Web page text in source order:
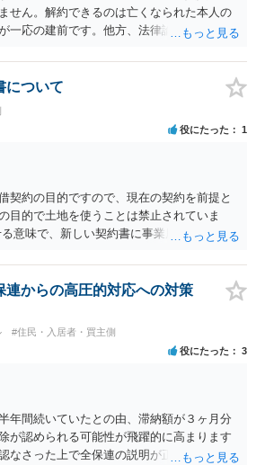
せん。解約できるのは亡くなられた本人の
一応の建前です。他方、法律論はさてお
す。 今回進められつつある手続はあくまで
早く明け渡すための便宜的方法として理解
またその方法で進めた方が、連帯保証人で
ても、自身の経済的負担を最小限に食い止
方だといえます。
について
役にたった 1
契約の目的ですので、現在の契約を前提と
目的で土地を使うことは禁止されていま
意味で、新しい契約書に事業用として用い
んだ場合には入りませんが、提案するのは
連からの高圧的対応への対策
#住民・入居者・買主側
役にたった 3
年間続いていたとの由、滞納額が３ヶ月分
が認められる可能性が飛躍的に高まります
なさった上で全保連の説明が正しければ、